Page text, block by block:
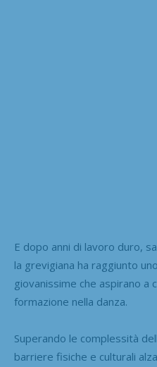
E dopo anni di lavoro duro,
la grevigiana ha raggiunto
giovanissime che aspirano a
formazione nella danza.
Superando le complessità
barriere fisiche e culturali